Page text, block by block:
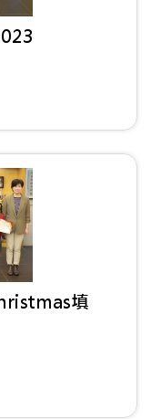
填